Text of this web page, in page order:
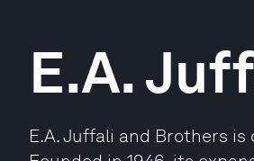
E.A.
E.A. Juffali and Brothers